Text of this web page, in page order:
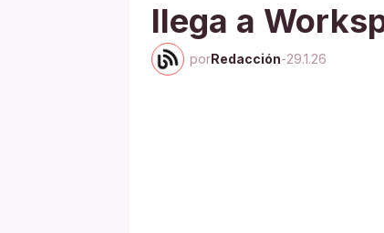
llega a
porRedacción-29.1.26